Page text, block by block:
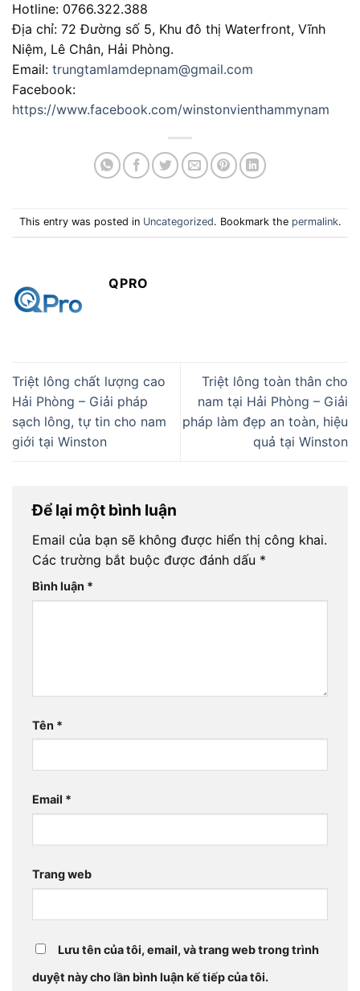
Hotline: 0766.322.388
Địa chỉ: 72 Đường số 5, Khu đô thị Waterfront, Vĩnh
Niệm, Lê Chân, Hải Phòng.
Email: trungtamlamdepnam@gmail.com
Facebook:
https://www.facebook.com/winstonvienthammynam
This entry was posted in Uncategorized. Bookmark the permalink.
QPRO
Triệt lông chất lượng cao
Hải Phòng – Giải pháp
sạch lông, tự tin cho nam
giới tại Winston
Triệt lông toàn thân cho
nam tại Hải Phòng – Giải
pháp làm đẹp an toàn, hiệu
quả tại Winston
Để lại một bình luận
Email của bạn sẽ không được hiển thị công khai.
Các trường bắt buộc được đánh dấu *
Bình luận *
Tên *
Email *
Trang web
Lưu tên của tôi, email, và trang web trong trình
duyệt này cho lần bình luận kế tiếp của tôi.